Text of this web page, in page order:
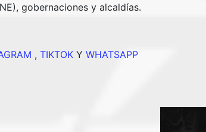
gobernaciones y alcaldías.
, TIKTOK Y WHATSAPP